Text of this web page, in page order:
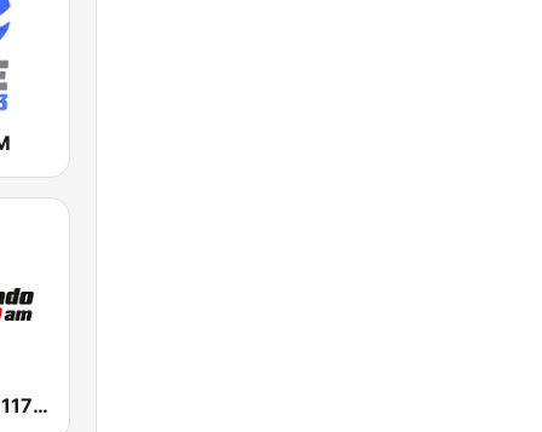
Radiomundo 1170 AM